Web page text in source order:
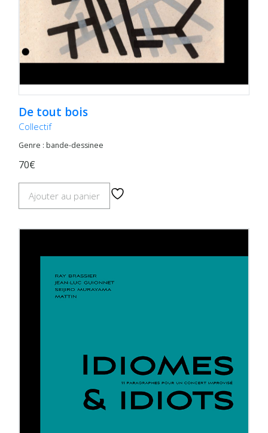
De tout bois
Collectif
Genre : bande-dessinee
70€
Ajouter au panier